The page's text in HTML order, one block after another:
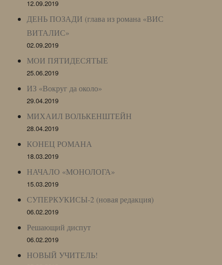
12.09.2019
ДЕНЬ ПОЗАДИ (глава из романа «ВИС
ВИТАЛИС»
02.09.2019
МОИ ПЯТИДЕСЯТЫЕ
25.06.2019
ИЗ «Вокруг да около»
29.04.2019
МИХАИЛ ВОЛЬКЕНШТЕЙН
28.04.2019
КОНЕЦ РОМАНА
18.03.2019
НАЧАЛО «МОНОЛОГА»
15.03.2019
СУПЕРКУКИСЫ-2 (новая редакция)
06.02.2019
Решающий диспут
06.02.2019
НОВЫЙ УЧИТЕЛЬ!